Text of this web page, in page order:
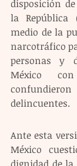
disposición
la República
medio de la
narcotráfico
personas y
México
delincuentes.
Ante esta
México